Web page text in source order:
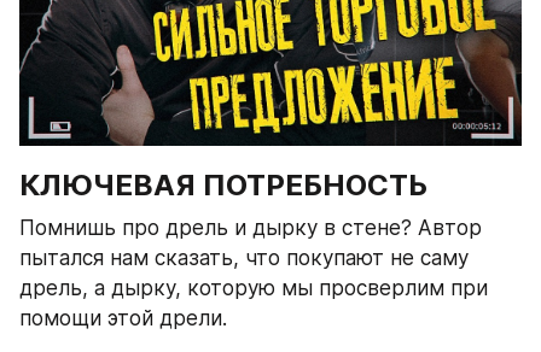
КЛЮЧЕВАЯ ПОТРЕБНОСТЬ
Помнишь про дрель и дырку в стене? Автор
пытался нам сказать, что покупают не саму
дрель, а дырку, которую мы просверлим при
помощи этой дрели.